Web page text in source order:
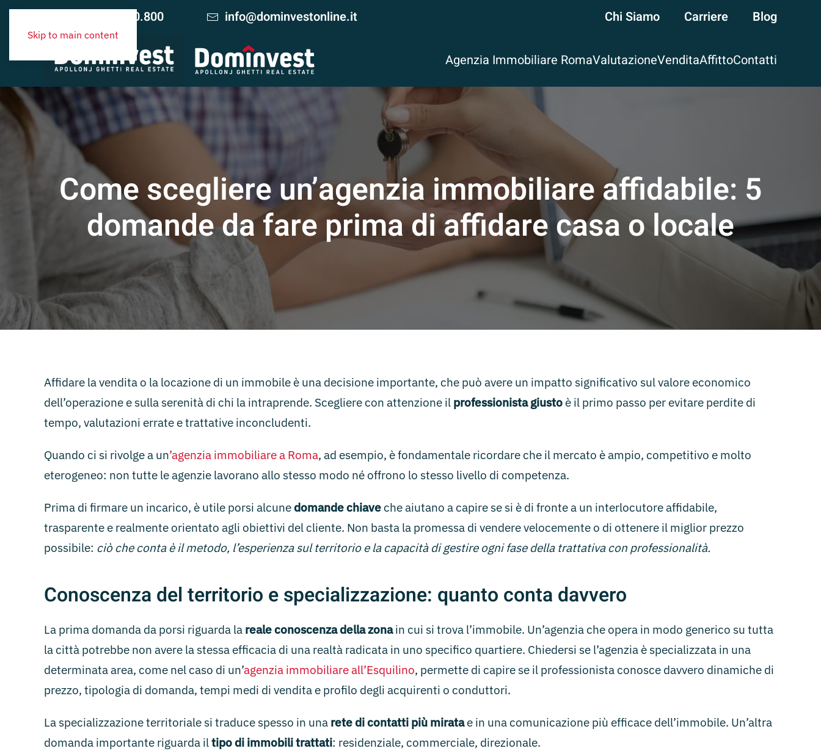
Skip to main content
+39 06.420.10.800 info@dominvestonline.it Chi Siamo Carriere Blog
Agenzia Immobiliare RomaValutazioneVenditaAffittoContatti
Come scegliere un’agenzia immobiliare affidabile: 5
domande da fare prima di affidare casa o locale
Affidare la vendita o la locazione di un immobile è una decisione importante, che può avere un impatto significativo sul valore economico
dell’operazione e sulla serenità di chi la intraprende. Scegliere con attenzione il professionista giusto è il primo passo per evitare perdite di
tempo, valutazioni errate e trattative inconcludenti.
Quando ci si rivolge a un’agenzia immobiliare a Roma, ad esempio, è fondamentale ricordare che il mercato è ampio, competitivo e molto
eterogeneo: non tutte le agenzie lavorano allo stesso modo né offrono lo stesso livello di competenza.
Prima di firmare un incarico, è utile porsi alcune domande chiave che aiutano a capire se si è di fronte a un interlocutore affidabile,
trasparente e realmente orientato agli obiettivi del cliente. Non basta la promessa di vendere velocemente o di ottenere il miglior prezzo
possibile: ciò che conta è il metodo, l’esperienza sul territorio e la capacità di gestire ogni fase della trattativa con professionalità.
Conoscenza del territorio e specializzazione: quanto conta davvero
La prima domanda da porsi riguarda la reale conoscenza della zonain cui si trova l’immobile. Un’agenzia che opera in modo generico su tutta
la città potrebbe non avere la stessa efficacia di una realtà radicata in uno specifico quartiere. Chiedersi se l’agenzia è specializzata in una
determinata area, come nel caso di un’agenzia immobiliare all’Esquilino, permette di capire se il professionista conosce davvero dinamiche di
prezzo, tipologia di domanda, tempi medi di vendita e profilo degli acquirenti o conduttori.
La specializzazione territoriale si traduce spesso in una rete di contatti più miratae in una comunicazione più efficace dell’immobile. Un’altra
domanda importante riguarda iltipo di immobili trattati: residenziale, commerciale, direzionale.